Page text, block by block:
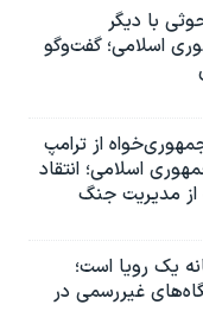
با دیگر
اسلامی؛ گفت‌وگو
از ترامپ
اسلامی؛ انتقاد
از مدیریت جنگ
یک رویا است؛
غیررسمی در